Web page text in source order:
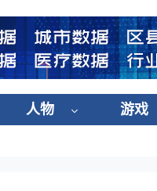
人物 游戏